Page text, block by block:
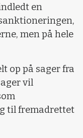
en
men på hele
op på sager fra
vil
til fremadrettet